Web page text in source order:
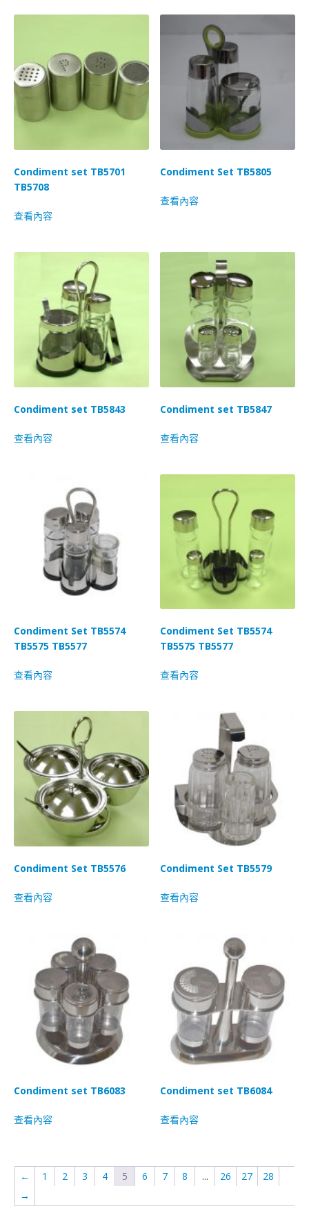
Condiment set TB5701
TB5708
查看內容
Condiment Set TB5805
查看內容
Condiment set TB5843
查看內容
Condiment set TB5847
查看內容
Condiment Set TB5574
TB5575 TB5577
查看內容
Condiment Set TB5574
TB5575 TB5577
查看內容
Condiment Set TB5576
查看內容
Condiment Set TB5579
查看內容
Condiment set TB6083
查看內容
Condiment set TB6084
查看內容
← 1 2 3 4 5 6 7 8 ... 26 27
28
→